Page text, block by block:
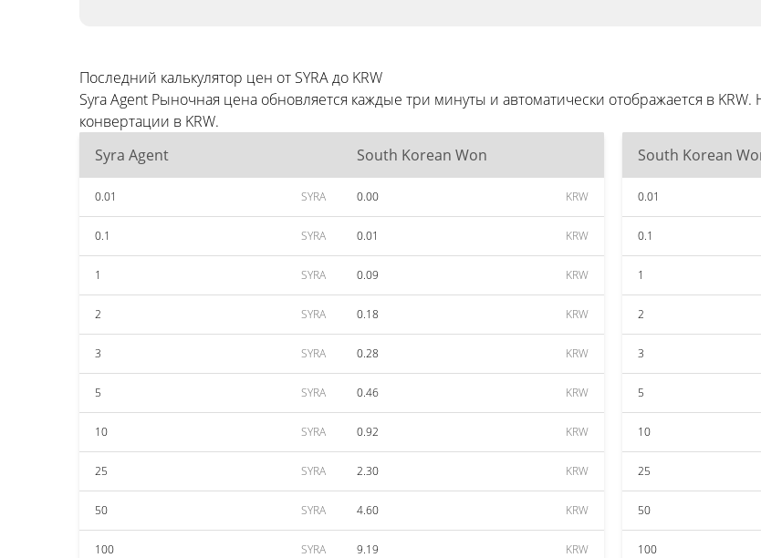
Последний калькулятор цен от SYRA до KRW
Syra Agent Рыночная цена обновляется каждые три минуты и автоматически отображается в
конвертации в KRW.
Syra Agent
South Korean Won
0.01 SYRA 0.00 KRW
0.1 SYRA 0.01 KRW
1 SYRA 0.09 KRW
2 SYRA 0.18 KRW
3 SYRA 0.28 KRW
5 SYRA 0.46 KRW
10 SYRA 0.92 KRW
25 SYRA 2.30 KRW
50 SYRA 4.60 KRW
100 SYRA 9.19 KRW
South Korean
0.01
0.1
1
2
3
5
10
25
50
100